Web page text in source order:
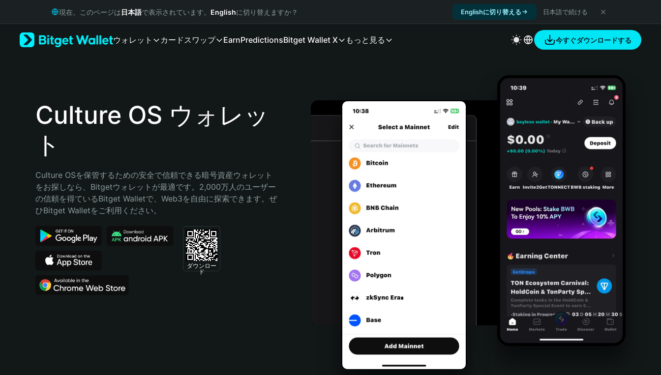
Русский
Português (Portugal)
Bahasa Indonesia
Português (Brasil)
Español (Argentina)
現在、このページは日本語で表示されています。 Englishに切り替えますか？ Englishに切り替える 日本語で続ける
ウォレット カードスワップ EarnPredictionsBitget Wallet X もっと見る 今すぐダウンロードする
Culture OS ウォレッ
ト
Culture OSを保管するための安全で信頼できる暗号資産ウォレット
をお探しなら、Bitgetウォレットが最適です。2,000万人のユーザー
の信頼を得ているBitget Walletで、Web3を自由に探索できます。ぜ
ひBitget Walletをご利用ください。
ダウンロー
ド